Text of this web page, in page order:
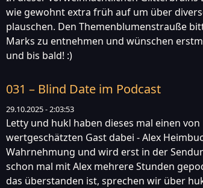
wie gewohnt extra früh auf um über
plauschen. Den Themenblumenstrauße
Marks zu entnehmen und wünschen
und bis bald! :)
031 – Blind Date im Podcast
29.10.2025 - 2:03:53
Letty und hukl haben dieses mal einen von
wertgeschätzten Gast dabei - Alex
Wahrnehmung und wird erst in der
schon mal mit Alex mehrere Stunden
das überstanden ist, sprechen wir über